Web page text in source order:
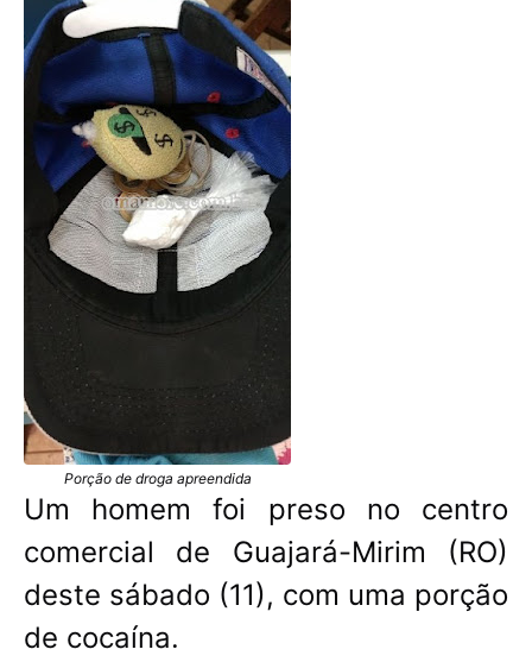
Porção de droga apreendida
Um homem foi preso no centro
comercial de Guajará-Mirim (RO)
deste sábado (11), com uma porção
de cocaína.